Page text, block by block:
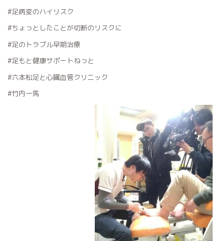
#足病変のハイリスク
#ちょっとしたことが切断のリスクに
#足のトラブル早期治療
#足もと健康サポートねっと
#六本松足と心臓血管クリニック
#竹内一馬